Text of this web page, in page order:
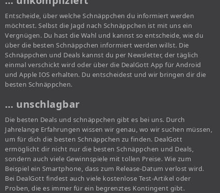
Entscheide, über welche Schnäppchen du informiert werden
möchtest. Selbst die Jagd nach Schnäppchen ist mit uns ein
Vergnügen. Du hast die Wahl und kannst so entscheide, wie du
über die besten Schnäppchen informiert werden willst. Die
Schnäppchen und Deals kannst du per Newsletter, der täglich
einmal verschickt wird oder über die DealGott App für Android
und Apple IOS erhalten. Du entscheidest und wir bringen dir die
besten Schnäppchen.
… unschlagbar
Die besten Deals und schnäppchen gibt es bei uns. Durch
Jahrelange Erfahrungen wissen wir genau, wo wir suchen müssen,
um für dich die besten Schnäppchen zu finden. DealGott
ermöglicht dir nicht nur die besten Schnäppchen und Deals,
sondern auch viele Gewinnspiele mit tollen Preise. Wie zum
Beispiel ein Smartphone, dass zum Release-Datum verlost wird.
Bei DealGott findest auch viele kostenlose Test-Artikel oder
Proben, die es immer für ein begrenztes Kontingent gibt.